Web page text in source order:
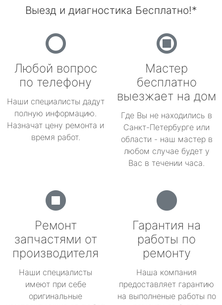
Выезд и диагностика Бесплатно!*
Любой вопрос
по телефону
Наши специалисты дадут
полную информацию.
Назначат цену ремонта и
время работ.
Мастер
бесплатно
выезжает на дом
Где Вы не находились в
Санкт-Петербурге или
области - наш мастер в
любом случае будет у
Вас в течении часа.
Ремонт
запчастями от
производителя
Наши специалисты
имеют при себе
оригинальные
Гарантия на
работы по
ремонту
Наша компания
предоставляет гарантию
на выполненые работы по